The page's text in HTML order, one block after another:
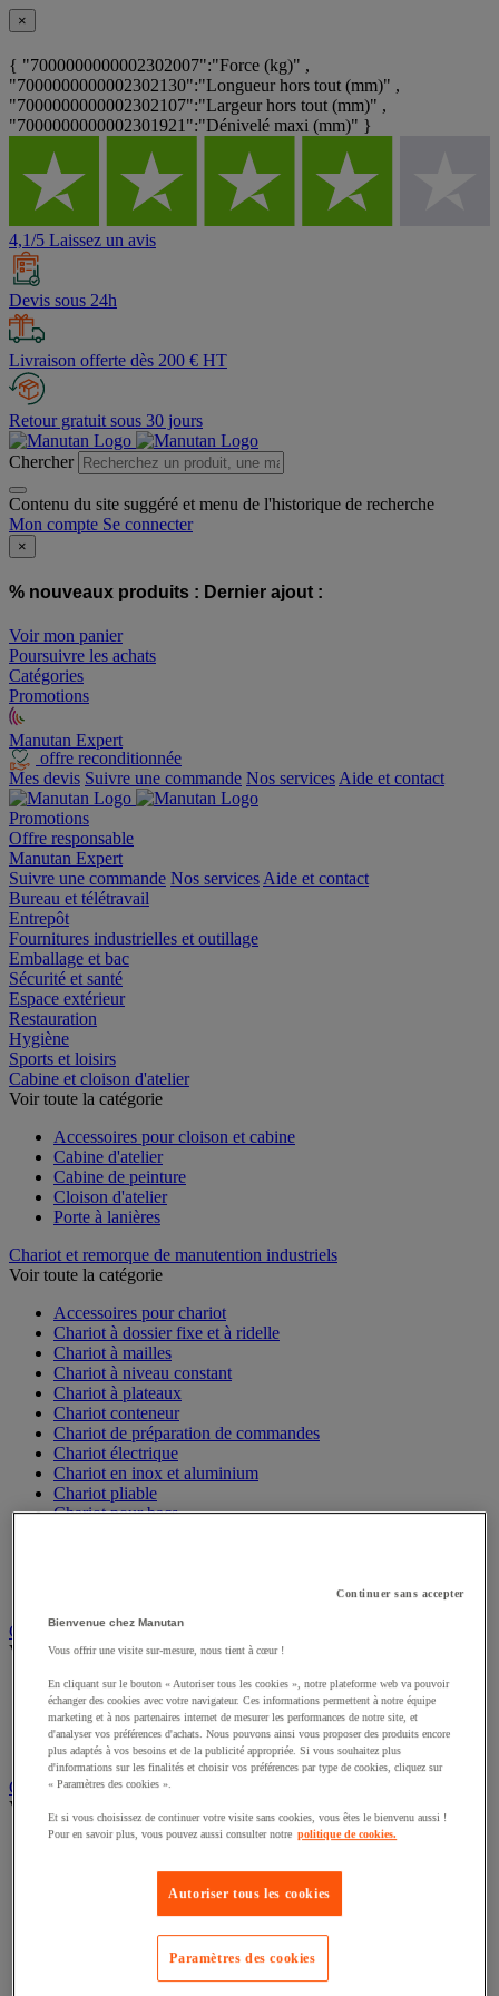
×
{ "7000000000002302007":"Force (kg)" ,
"7000000000002302130":"Longueur hors tout (mm)" ,
"7000000000002302107":"Largeur hors tout (mm)" ,
"7000000000002301921":"Dénivelé maxi (mm)" }
4,1/5 Laissez un avis
Devis sous 24h
Livraison offerte dès 200 € HT
Retour gratuit sous 30 jours
Chercher
Contenu du site suggéré et menu de l'historique de recherche
Mon compte Se connecter
×
% nouveaux produits : Dernier ajout :
Voir mon panier
Poursuivre les achats
Catégories
Promotions
Manutan Expert
offre reconditionnée
Mes devis Suivre une commande Nos services Aide et contact
Promotions
Offre responsable
Manutan Expert
Suivre une commande Nos services Aide et contact
Bureau et télétravail
Entrepôt
Fournitures industrielles et outillage
Emballage et bac
Sécurité et santé
Espace extérieur
Restauration
Hygiène
Sports et loisirs
Cabine et cloison d'atelier
Voir toute la catégorie
Accessoires pour cloison et cabine
Cabine d'atelier
Cabine de peinture
Cloison d'atelier
Porte à lanières
Chariot et remorque de manutention industriels
Voir toute la catégorie
Accessoires pour chariot
Chariot à dossier fixe et à ridelle
Chariot à mailles
Chariot à niveau constant
Chariot à plateaux
Chariot conteneur
Chariot de préparation de commandes
Chariot électrique
Chariot en inox et aluminium
Chariot pliable
Chariot pour bacs
Chauffage, rafraîchisseur et déshumidificateur
Voir toute la catégorie
Chauffage au fuel
Chauffage au gaz
Chauffage électrique
Rafraîchisseur et déshumidificateur
Convoyeur
Voir toute la catégorie
Accessoires pour convoyeur
Convoyeur à rouleaux
Convoyeur extensible et mobile
Rail et barrette de manutention
Rouleau de manutention et galet pour convoyeur
Continuer sans accepter
Bienvenue chez Manutan
Vous offrir une visite sur-mesure, nous tient à cœur !
En cliquant sur le bouton « Autoriser tous les cookies », notre plateforme web va pouvoir
échanger des cookies avec votre navigateur. Ces informations permettent à notre équipe
marketing et à nos partenaires internet de mesurer les performances de notre site, et
d'analyser vos préférences d'achats. Nous pouvons ainsi vous proposer des produits encore
plus adaptés à vos besoins et de la publicité appropriée. Si vous souhaitez plus
d'informations sur les finalités et choisir vos préférences par type de cookies, cliquez sur
« Paramètres des cookies ».
Et si vous choisissez de continuer votre visite sans cookies, vous êtes le bienvenu aussi !
Pour en savoir plus, vous pouvez aussi consulter notre politique de cookies.
Autoriser tous les cookies
Paramètres des cookies